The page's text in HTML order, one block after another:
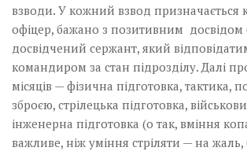
взводи. У кожний взвод
офіцер, бажано з позитивним досвідом
досвідчений сержант, який
командиром за стан підрозділу. Далі
місяців — фізична підготовка, тактика,
зброєю, стрілецька підготовка,
інженерна підготовка (о так, вміння
важливе, ніж уміння стріляти — на жаль,